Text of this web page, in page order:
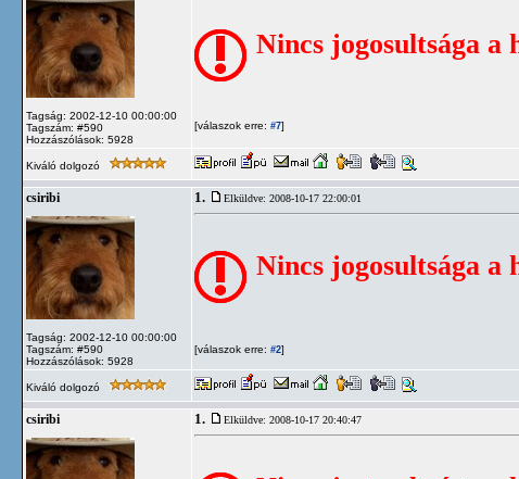
Tagság: 2002-12-10 00:00:00
Tagszám: #590
Hozzászólások: 5928
Nincs jogosultsága a
[válaszok erre: #7]
Kiváló dolgozó
csiribi
Tagság: 2002-12-10 00:00:00
Tagszám: #590
Hozzászólások: 5928
1. Elküldve: 2008-10-17 22:00:01
Nincs jogosultsága a
[válaszok erre: #2]
Kiváló dolgozó
csiribi 1. Elküldve: 2008-10-17 20:40:47